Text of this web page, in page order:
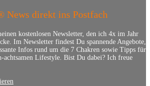
News direkt ins Postfach
kostenlosen Newsletter, den ich 4x im Jahr
Im Newsletter findest Du spannende Angebote,
Infos rund um die 7 Chakren sowie Tipps für
achtsamen Lifestyle. Bist Du dabei? Ich freue